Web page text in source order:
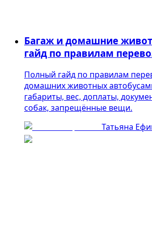
Багаж и домашние
гайд по правилам
Полный гайд по правилам
домашних животных
габариты, вес, доплаты,
собак, запрещённые вещи.
Татьяна